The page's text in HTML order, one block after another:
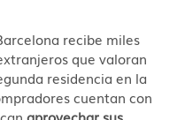
recibe miles
que valoran
residencia en la
cuentan con